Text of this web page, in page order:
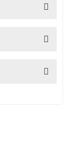
ve diğer